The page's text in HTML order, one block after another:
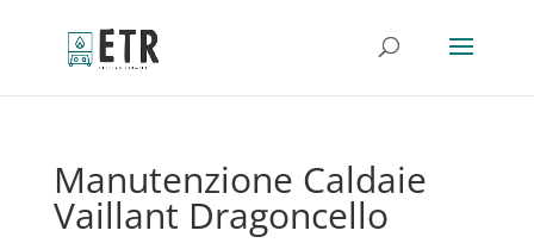
Manutenzione Caldaie
Vaillant Dragoncello